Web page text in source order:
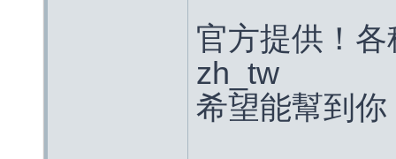
官方提供！
zh_tw
希望能幫到你